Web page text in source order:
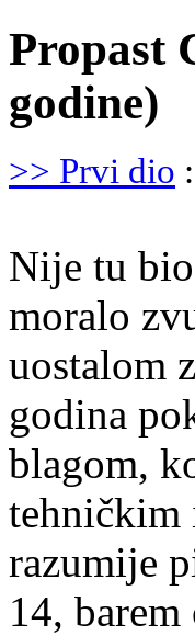
Propast
godine)
>> Prvi dio
Nije tu
moralo
uostalom
godina
blagom,
tehničkim
razumije
14,